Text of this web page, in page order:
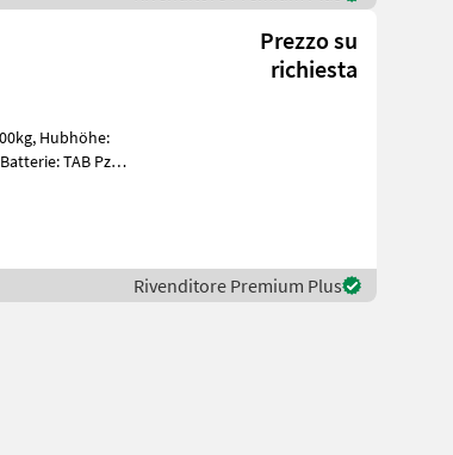
Prezzo su
richiesta
Rivenditore Premium Plus